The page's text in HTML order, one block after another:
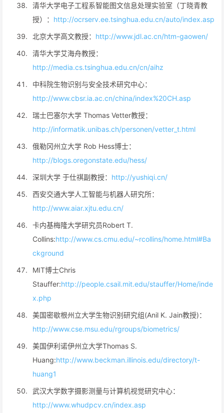
清华大学电子工程系智能图文信息处理实验室（丁晓青教
授）： http://ocrserv.ee.tsinghua.edu.cn/auto/index.asp
北京大学高文教授： http://www.jdl.ac.cn/htm-gaowen/
清华大学艾海舟教授：
http://media.cs.tsinghua.edu.cn/cn/aihz
中科院生物识别与安全技术研究中心：
http://www.cbsr.ia.ac.cn/china/index%20CH.asp
瑞士巴塞尔大学 Thomas Vetter教授：
http://informatik.unibas.ch/personen/vetter_t.html
俄勒冈州立大学 Rob Hess博士：
http://blogs.oregonstate.edu/hess/
深圳大学 于仕祺副教授： http://yushiqi.cn/
西安交通大学人工智能与机器人研究所：
http://www.aiar.xjtu.edu.cn/
卡内基梅隆大学研究员Robert T.
Collins:http://www.cs.cmu.edu/~rcollins/home.html#Ba
ckground
MIT博士Chris
Stauffer:http://people.csail.mit.edu/stauffer/Home/inde
x.php
美国密歇根州立大学生物识别研究组(Anil K. Jain教授)：
http://www.cse.msu.edu/rgroups/biometrics/
美国伊利诺伊州立大学Thomas S.
Huang:http://www.beckman.illinois.edu/directory/t-
huang1
武汉大学数字摄影测量与计算机视觉研究中心：
http://www.whudpcv.cn/index.asp